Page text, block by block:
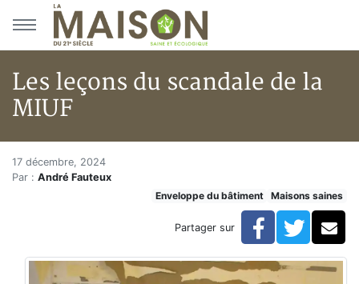
Aller au menu principal
Aller au contenu principal
Les leçons du scandale de la
MIUF
Accueil
Articles
Hypersensibilités environnementales
Les leçons du scandale de la
17 décembre, 2024
Par : André Fauteux
Enveloppe du bâtiment
Maisons saines
Partager sur Facebook